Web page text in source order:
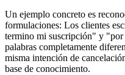
Un ejemplo concreto es
formulaciones: Los clientes
termino mi suscripción" y "por
palabras completamente
misma intención de
base de conocimiento.